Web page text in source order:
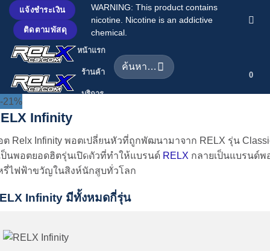
ข้าม
เนื้อหา
แจ้งชำระเงิน
ติดตามพัสดุ
WARNING: This product contains
nicotine. Nicotine is an addictive
chemical.
หน้าแรก
ร้านค้า
บริการ
เกี่ยวกับ
เรา
ติดต่อเรา
ค้นหา:
0
Infinity
ต Relx Infinity พอตเปลี่ยนหัวที่ถูกพัฒนามาจาก RELX รุ่น
ป็นพอตยอดฮิตรุ่นเปิดตัวที่ทำให้แบรนด์ RELX กลายเป็นแบรนด์พ
รี่ไฟฟ้าขวัญในสิงห์นักสูบทั่วโลก
Infinity มีทั้งหมดกี่รุ่น
-21%